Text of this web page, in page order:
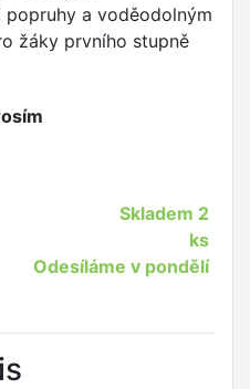
a voděodolným
žáky prvního stupně
Skladem 2
ks
Odesíláme v pondělí